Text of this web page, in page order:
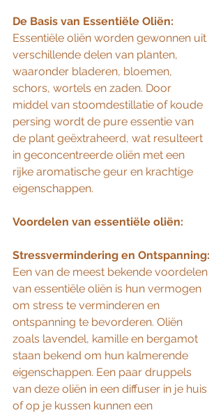
De Basis van Essentiële Oliën:
Essentiële oliën worden gewonnen uit
verschillende delen van planten,
waaronder bladeren, bloemen,
schors, wortels en zaden. Door
middel van stoomdestillatie of koude
persing wordt de pure essentie van
de plant geëxtraheerd, wat resulteert
in geconcentreerde oliën met een
rijke aromatische geur en krachtige
eigenschappen.
Voordelen van essentiële oliën:
Stressvermindering en Ontspanning:
Een van de meest bekende voordelen
van essentiële oliën is hun vermogen
om stress te verminderen en
ontspanning te bevorderen. Oliën
zoals lavendel, kamille en bergamot
staan bekend om hun kalmerende
eigenschappen. Een paar druppels
van deze oliën in een diffuser in je huis
of op je kussen kunnen een